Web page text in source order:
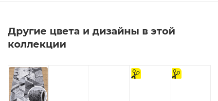
Другие цвета и дизайны в этой
коллекции
на
отрез
на
отрез